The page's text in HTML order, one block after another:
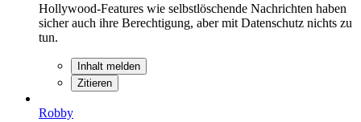
Hollywood-Features wie selbstlöschende Nachrichten haben
sicher auch ihre Berechtigung, aber mit Datenschutz nichts zu
tun.
Inhalt melden
Zitieren
Robby